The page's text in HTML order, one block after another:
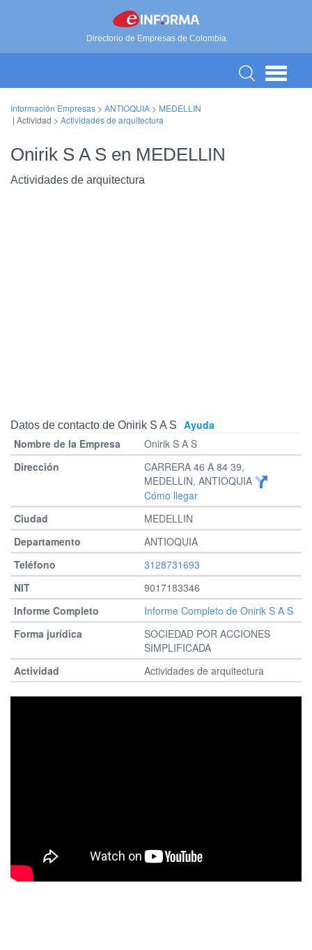
Directorio de Empresas de Colombia
Información Empresas > ANTIOQUIA > MEDELLIN
| Actividad > Actividades de arquitectura
Onirik S A S en MEDELLIN
Actividades de arquitectura
Datos de contacto de Onirik S A S
Ayuda
Onirik S A S
CARRERA 46 A 84 39,
MEDELLIN, ANTIOQUIA
Cómo llegar
MEDELLIN
ANTIOQUIA
3128731693
9017183346
Informe Completo de Onirik S A S
SOCIEDAD POR ACCIONES
SIMPLIFICADA
Actividades de arquitectura